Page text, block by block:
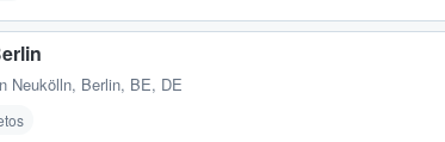
Neukölln, Berlin, BE, DE